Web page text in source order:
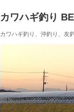
カワハギ釣り
カワハギ釣り、沖釣り、友